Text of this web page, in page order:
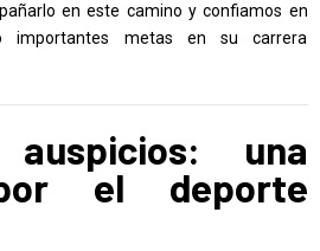
en este camino y confiamos en
importantes metas en su carrera
una
el deporte